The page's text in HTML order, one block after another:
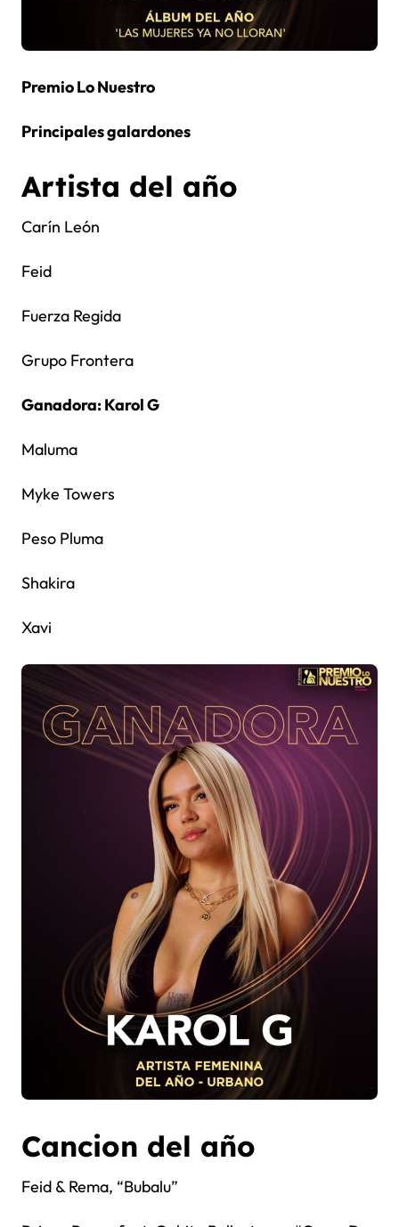
Premio Lo Nuestro
Principales galardones
Artista del año
Carín León
Feid
Fuerza Regida
Grupo Frontera
Ganadora: Karol G
Maluma
Myke Towers
Peso Pluma
Shakira
Xavi
Cancion del año
Feid & Rema, “Bubalu”